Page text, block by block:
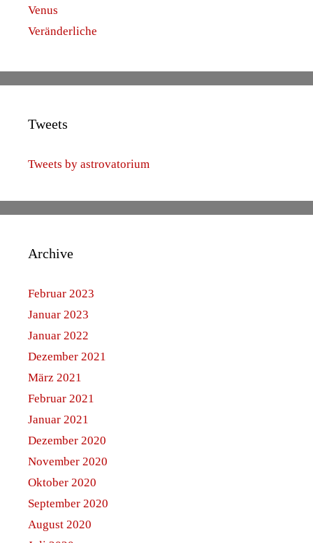
Venus
Veränderliche
Tweets
Tweets by astrovatorium
Archive
Februar 2023
Januar 2023
Januar 2022
Dezember 2021
März 2021
Februar 2021
Januar 2021
Dezember 2020
November 2020
Oktober 2020
September 2020
August 2020